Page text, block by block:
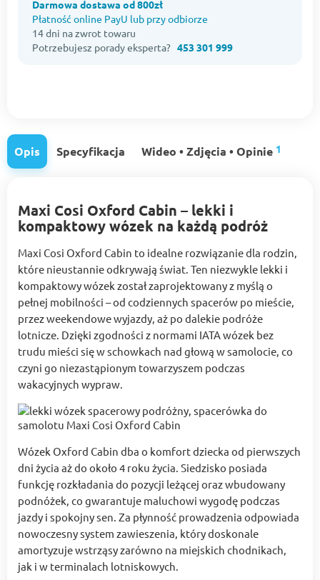
Darmowa dostawa od 800zł
Płatność online PayU lub przy odbiorze
14 dni na zwrot towaru
Potrzebujesz porady eksperta? 453 301 999
Opis Specyfikacja Wideo • Zdjęcia • Opinie 1
Maxi Cosi Oxford Cabin – lekki i
kompaktowy wózek na każdą podróż
Maxi Cosi Oxford Cabin to idealne rozwiązanie dla rodzin,
które nieustannie odkrywają świat. Ten niezwykle lekki i
kompaktowy wózek został zaprojektowany z myślą o
pełnej mobilności – od codziennych spacerów po mieście,
przez weekendowe wyjazdy, aż po dalekie podróże
lotnicze. Dzięki zgodności z normami IATA wózek bez
trudu mieści się w schowkach nad głową w samolocie, co
czyni go niezastąpionym towarzyszem podczas
wakacyjnych wypraw.
Wózek Oxford Cabin dba o komfort dziecka od pierwszych
dni życia aż do około 4 roku życia. Siedzisko posiada
funkcję rozkładania do pozycji leżącej oraz wbudowany
podnóżek, co gwarantuje maluchowi wygodę podczas
jazdy i spokojny sen. Za płynność prowadzenia odpowiada
nowoczesny system zawieszenia, który doskonale
amortyzuje wstrząsy zarówno na miejskich chodnikach,
jak i w terminalach lotniskowych.